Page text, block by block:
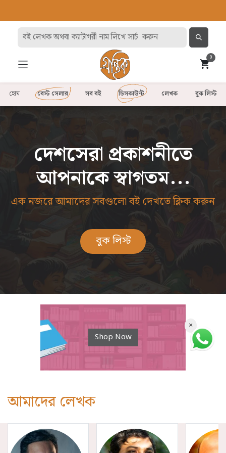
0
হোম বেস্ট সেলার সব বই লেখক
ডিসকাউন্ট বুক লিস্ট
দেশসেরা প্রকাশনীতে
আপনাকে স্বাগতম...
এক নজরে আমাদের সবগুলো বই দেখতে ক্লিক করুন
বুক লিস্ট​
Shop Now
আমাদের লেখক​
×